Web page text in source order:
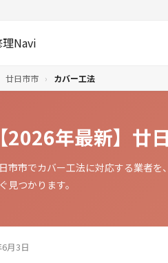
廿日市市 › カバー工法
【2026年最新】廿
市市でカバー工法に対応する業者
見つかります。
月3日